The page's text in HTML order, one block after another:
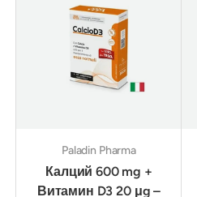
Paladin Pharma
Калций 600 mg +
Витамин D3 20 μg –